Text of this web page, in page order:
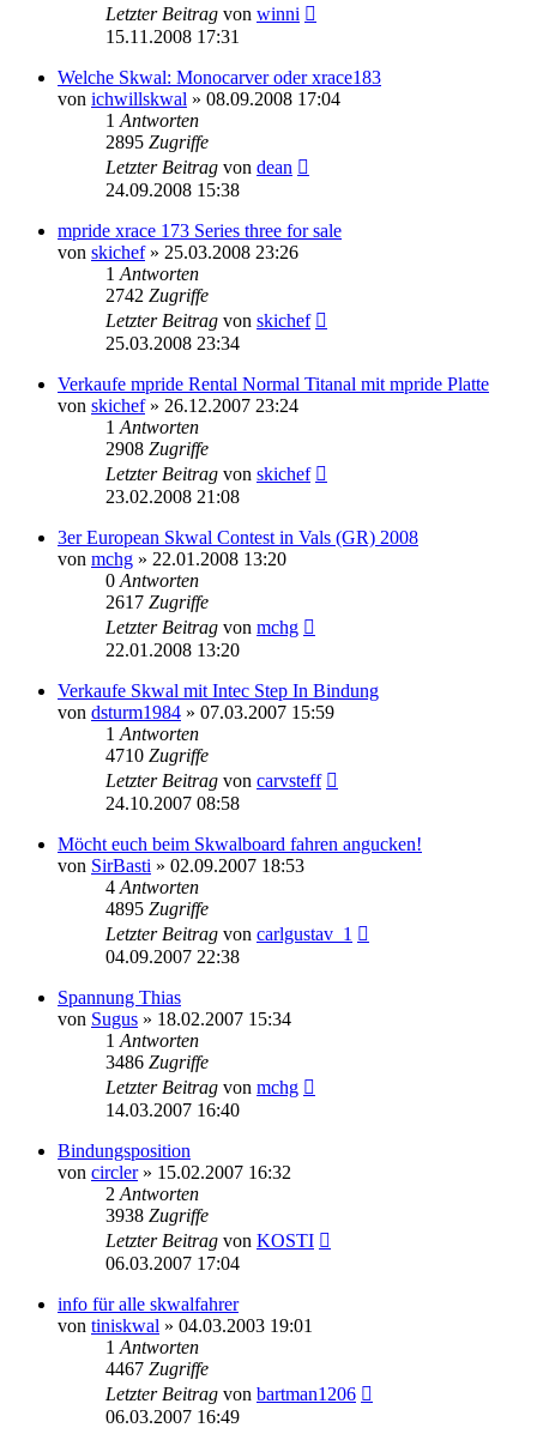
Letzter Beitrag von winni
15.11.2008 17:31
Welche Skwal: Monocarver oder xrace183
von ichwillskwal » 08.09.2008 17:04
1 Antworten
2895 Zugriffe
Letzter Beitrag von dean
24.09.2008 15:38
mpride xrace 173 Series three for sale
von skichef» 25.03.2008 23:26
1 Antworten
2742 Zugriffe
Letzter Beitrag von skichef
25.03.2008 23:34
Verkaufe mpride Rental Normal Titanal mit mpride Platte
von skichef» 26.12.2007 23:24
1 Antworten
2908 Zugriffe
Letzter Beitrag von skichef
23.02.2008 21:08
3er European Skwal Contest in Vals (GR) 2008
von mchg » 22.01.2008 13:20
0 Antworten
2617 Zugriffe
Letzter Beitrag von mchg
22.01.2008 13:20
Verkaufe Skwal mit Intec Step In Bindung
von dsturm1984 » 07.03.2007 15:59
1 Antworten
4710 Zugriffe
Letzter Beitrag von carvsteff
24.10.2007 08:58
Möcht euch beim Skwalboard fahren angucken!
von SirBasti » 02.09.2007 18:53
4 Antworten
4895 Zugriffe
Letzter Beitrag von carlgustav_1
04.09.2007 22:38
Spannung Thias
von Sugus » 18.02.2007 15:34
1 Antworten
3486 Zugriffe
Letzter Beitrag von mchg
14.03.2007 16:40
Bindungsposition
von circler» 15.02.2007 16:32
2 Antworten
3938 Zugriffe
Letzter Beitrag von KOSTI
06.03.2007 17:04
info für alle skwalfahrer
von tiniskwal » 04.03.2003 19:01
1 Antworten
4467 Zugriffe
Letzter Beitrag von bartman1206
06.03.2007 16:49